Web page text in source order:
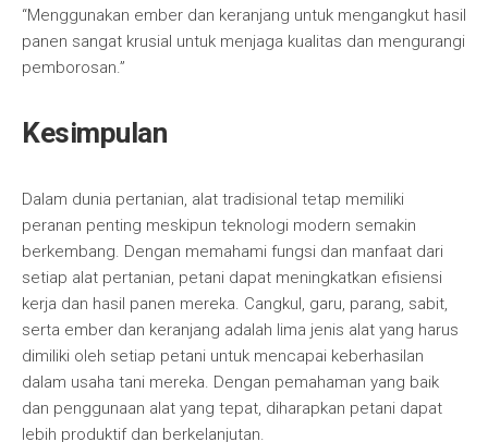
“Menggunakan ember dan keranjang untuk mengangkut hasil
panen sangat krusial untuk menjaga kualitas dan mengurangi
pemborosan.”
Kesimpulan
Dalam dunia pertanian, alat tradisional tetap memiliki
peranan penting meskipun teknologi modern semakin
berkembang. Dengan memahami fungsi dan manfaat dari
setiap alat pertanian, petani dapat meningkatkan efisiensi
kerja dan hasil panen mereka. Cangkul, garu, parang, sabit,
serta ember dan keranjang adalah lima jenis alat yang harus
dimiliki oleh setiap petani untuk mencapai keberhasilan
dalam usaha tani mereka. Dengan pemahaman yang baik
dan penggunaan alat yang tepat, diharapkan petani dapat
lebih produktif dan berkelanjutan.